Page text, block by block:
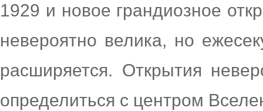
1929 и новое грандиозное
невероятно велика, но
расширяется. Открытия
определиться с центром